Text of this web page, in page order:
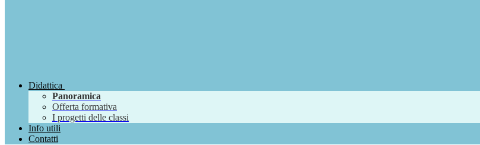
Didattica
Panoramica
Offerta formativa
I progetti delle classi
Info utili
Contatti